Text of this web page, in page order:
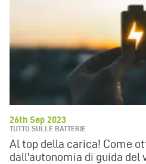
26th Sep 2023
TUTTO SULLE BATTERIE
Al top della carica! Come
dall'autonomia di guida del